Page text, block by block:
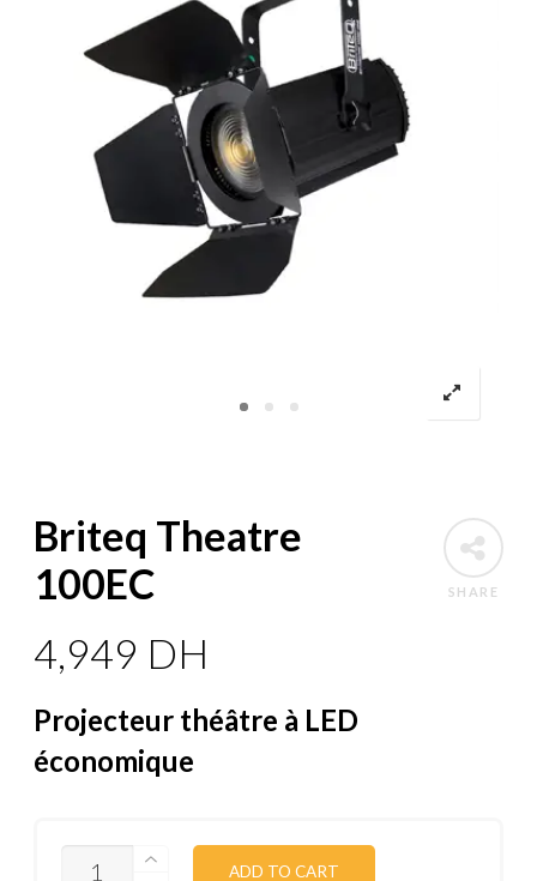
SHARE
Briteq Theatre
100EC
4,949 DH
Projecteur théâtre à LED
économique
QUANTITY
ADD TO CART